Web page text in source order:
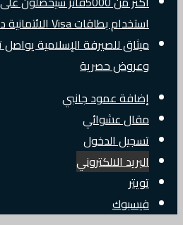
استخدام بطاقات Visa الائتمانية دوليًا
ميثاق للصيرفة الإسلامية يواصل
وعروض حصرية
إضافة عمود جانبي
مقال عشوائي
تسجيل الدخول
البريد الالكتروني
تويتر
فيسبوك